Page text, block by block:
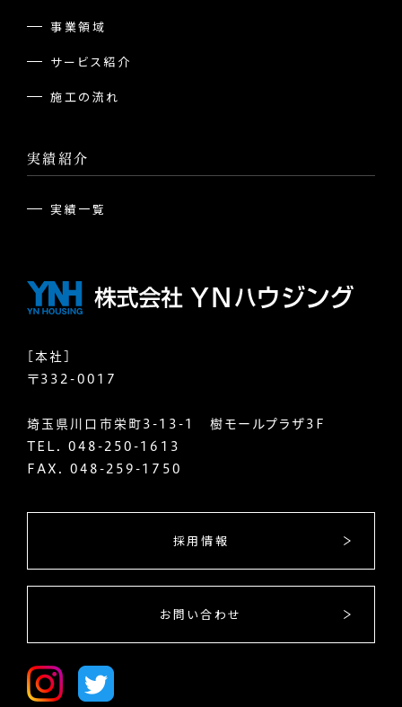
事業領域
サービス紹介
施工の流れ
実績紹介
実績一覧
[本社]
〒332-0017
埼玉県川口市栄町3-13-1 樹モールプラザ3F
TEL. 048-250-1613
FAX. 048-259-1750
採用情報
お問い合わせ